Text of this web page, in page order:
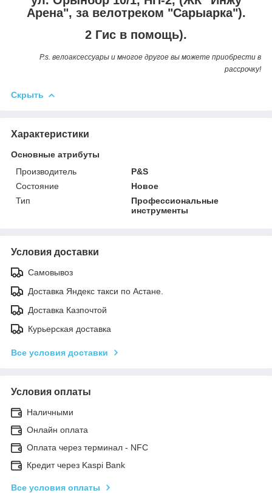
Арена", за велотреком "Сарыарка").
2 Гис в помощь).
P.s. велоаксессуары и многое другое вы можете приобрести в
рассрочку!
Скрыть
Характеристики
Основные атрибуты
Производитель
P&S
Состояние
Новое
Тип
Профессиональные
инструменты
Условия доставки
Самовывоз
Доставка Яндекс такси по Астане.
Доставка Казпочтой
Курьерская доставка
Все условия доставки
Условия оплаты
Наличными
Онлайн оплата
Оплата через терминал - NFC
Кредит через Kaspi Bank
Все условия оплаты